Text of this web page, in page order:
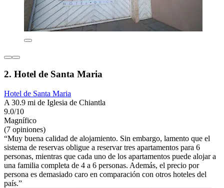
2. Hotel de Santa Maria
Hotel de Santa Maria
A 30.9 mi de Iglesia de Chiantla
9.0/10
Magnífico
(7 opiniones)
“Muy buena calidad de alojamiento. Sin embargo, lamento que el
sistema de reservas obligue a reservar tres apartamentos para 6
personas, mientras que cada uno de los apartamentos puede alojar a
una familia completa de 4 a 6 personas. Además, el precio por
persona es demasiado caro en comparación con otros hoteles del
país.”